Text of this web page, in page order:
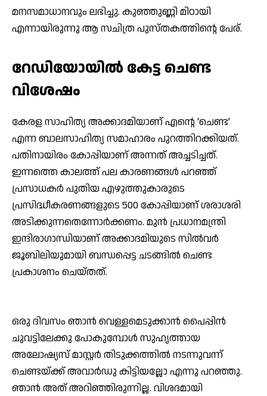
മനസമാധാനവും ലഭിച്ചു. കുഞ്ഞുണ്ണി മിഠായി
എന്നായിരുന്നു ആ സചിത്ര പുസ്തകത്തിന്റെ പേര്.
റേഡിയോയില്‍ കേട്ട ചെണ്ട
വിശേഷം
കേരള സാഹിത്യ അക്കാദമിയാണ് എന്റെ ‘ചെണ്ട’
എന്ന ബാലസാഹിത്യ സമാഹാരം പുറത്തിറക്കിയത്.
പതിനായിരം കോപ്പിയാണ് അന്നത് അച്ചടിച്ചത്.
ഇന്നത്തെ കാലത്ത് പല കാരണങ്ങള്‍ പറഞ്ഞ്
പ്രസാധകര്‍ പുതിയ എഴുത്തുകാരുടെ
പ്രസിദ്ധീകരണങ്ങളുടെ 500 കോപ്പിയാണ് ശരാശരി
അടിക്കുന്നതെന്നോര്‍ക്കണം. മുന്‍ പ്രധാനമന്ത്രി
ഇന്ദിരാഗാന്ധിയാണ് അക്കാദമിയുടെ സില്‍വര്‍
ജൂബിലിയുമായി ബന്ധപ്പെട്ട ചടങ്ങില്‍ ചെണ്ട
പ്രകാശനം ചെയ്തത്.
ഒരു ദിവസം ഞാന്‍ വെള്ളമെടുക്കാന്‍ പൈപ്പിന്‍
ചുവട്ടിലേക്കു പോകുമ്പോള്‍ സുഹൃത്തായ
അലോഷ്യസ് മാസ്റ്റര്‍ തിടുക്കത്തില്‍ നടന്നുവന്ന്
ചെണ്ടയ്ക്ക് അവാര്‍ഡു കിട്ടിയല്ലോ എന്നു പറഞ്ഞു.
ഞാന്‍ അത് അറിഞ്ഞിരുന്നില്ല. വിശദമായി